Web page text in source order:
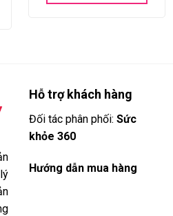
Hỗ trợ khách hàng
Đối tác phân phối: Sức
khỏe 360
Hướng dẫn mua hàng